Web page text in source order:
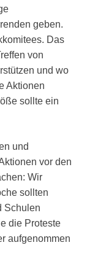
geben.
Das
von
und wo
Aktionen
sollte ein
und
vor den
Wir
sollten
Schulen
die Proteste
aufgenommen